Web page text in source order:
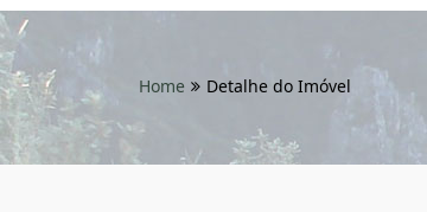
Home Detalhe do Imóvel